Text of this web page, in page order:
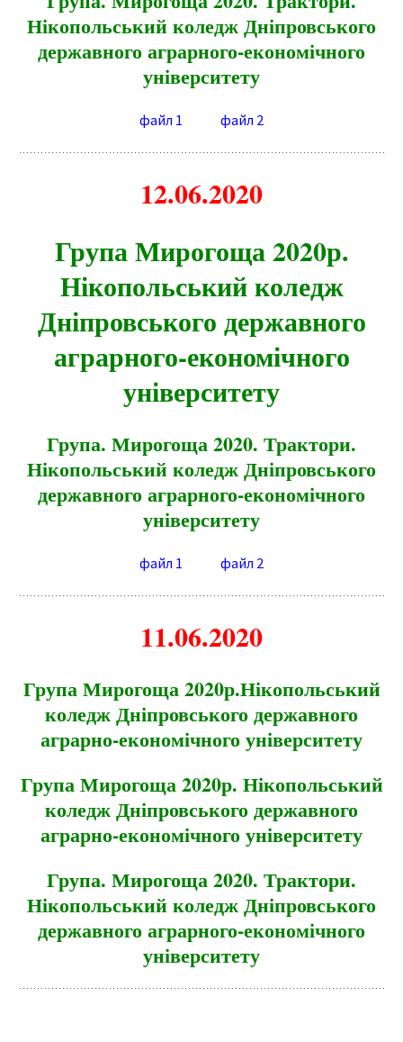
Нікопольський коледж Дніпровського
державного аграрного-економічного
університету
файл 1 файл 2
12.06.2020
Група Мирогоща 2020р.
Нікопольський коледж
Дніпровського державного
аграрного-економічного
університету
Група. Мирогоща 2020. Трактори.
Нікопольський коледж Дніпровського
державного аграрного-економічного
університету
файл 1 файл 2
11.06.2020
Група Мирогоща 2020р.Нікопольський
коледж Дніпровського державного
аграрно-економічного університету
Група Мирогоща 2020р. Нікопольський
коледж Дніпровського державного
аграрно-економічного університету
Група. Мирогоща 2020. Трактори.
Нікопольський коледж Дніпровського
державного аграрного-економічного
університету